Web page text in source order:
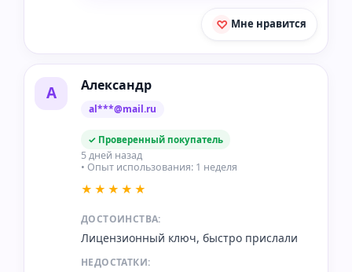
Мне нравится
А Александр
al***@mail.ru
✓ Проверенный покупатель
5 дней назад
• Опыт использования: 1 неделя
★★★★★
ДОСТОИНСТВА:
Лицензионный ключ, быстро прислали
НЕДОСТАТКИ: